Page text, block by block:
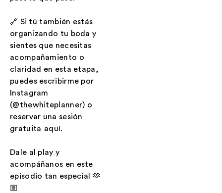
🔗 Si tú también estás
organizando tu boda y
sientes que necesitas
acompañamiento o
claridad en esta etapa,
puedes escribirme por
Instagram
(@thewhiteplanner) o
reservar una sesión
gratuita ⁠⁠⁠ aquí.
Dale al play y
acompáñanos en este
episodio tan especial 🫶
🏼